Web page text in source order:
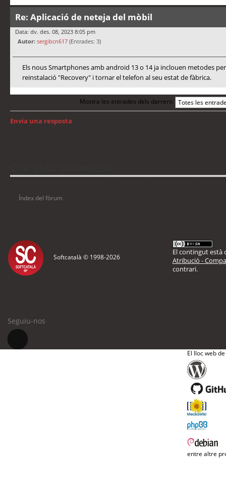
Re: Aplicació de neteja del mòbil
Data: dv. des. 08, 2023 8:05 pm
Autor: sergibcn617 (Entrades: 3)
Els nous Smartphones amb android 13 o 14 ja inclouen metodes
reinstalació "Recovery" i tornar el telefon al seu estat de fàbrica.
Mostra les entrades dels darrers:
Envia una resposta
Índex del fòrum
Softcatalà © 1998-2026
El contingut està
Atribució -
contrari.
Seguiu-nos
El lloc web
entre altre